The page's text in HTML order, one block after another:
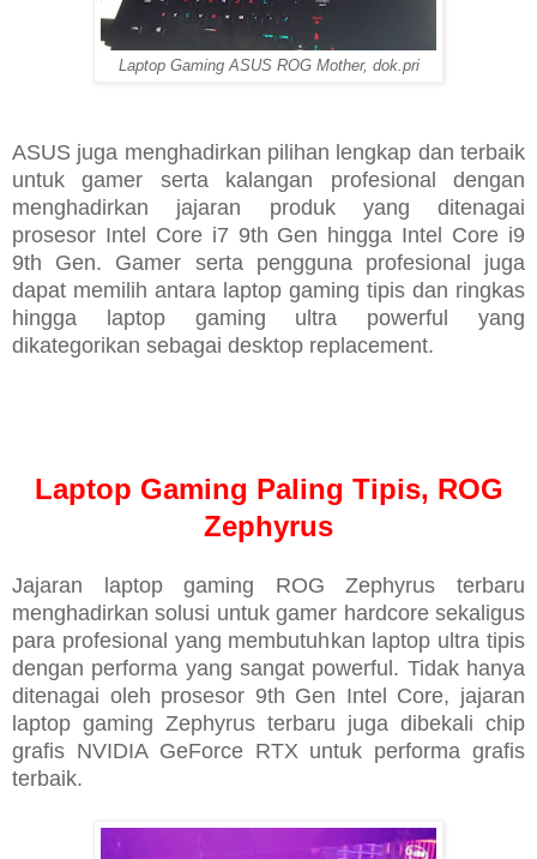
Laptop Gaming ASUS ROG Mother, dok.pri
ASUS juga menghadirkan pilihan lengkap dan terbaik
untuk gamer serta kalangan profesional dengan
menghadirkan jajaran produk yang ditenagai
prosesor Intel Core i7 9th Gen hingga Intel Core i9
9th Gen. Gamer serta pengguna profesional juga
dapat memilih antara laptop gaming tipis dan ringkas
hingga laptop gaming ultra powerful yang
dikategorikan sebagai desktop replacement.
Laptop Gaming Paling Tipis, ROG
Zephyrus
Jajaran laptop gaming ROG Zephyrus terbaru
menghadirkan solusi untuk gamer hardcore sekaligus
para profesional yang membutuhkan laptop ultra tipis
dengan performa yang sangat powerful. Tidak hanya
ditenagai oleh prosesor 9th Gen Intel Core, jajaran
laptop gaming Zephyrus terbaru juga dibekali chip
grafis NVIDIA GeForce RTX untuk performa grafis
terbaik.